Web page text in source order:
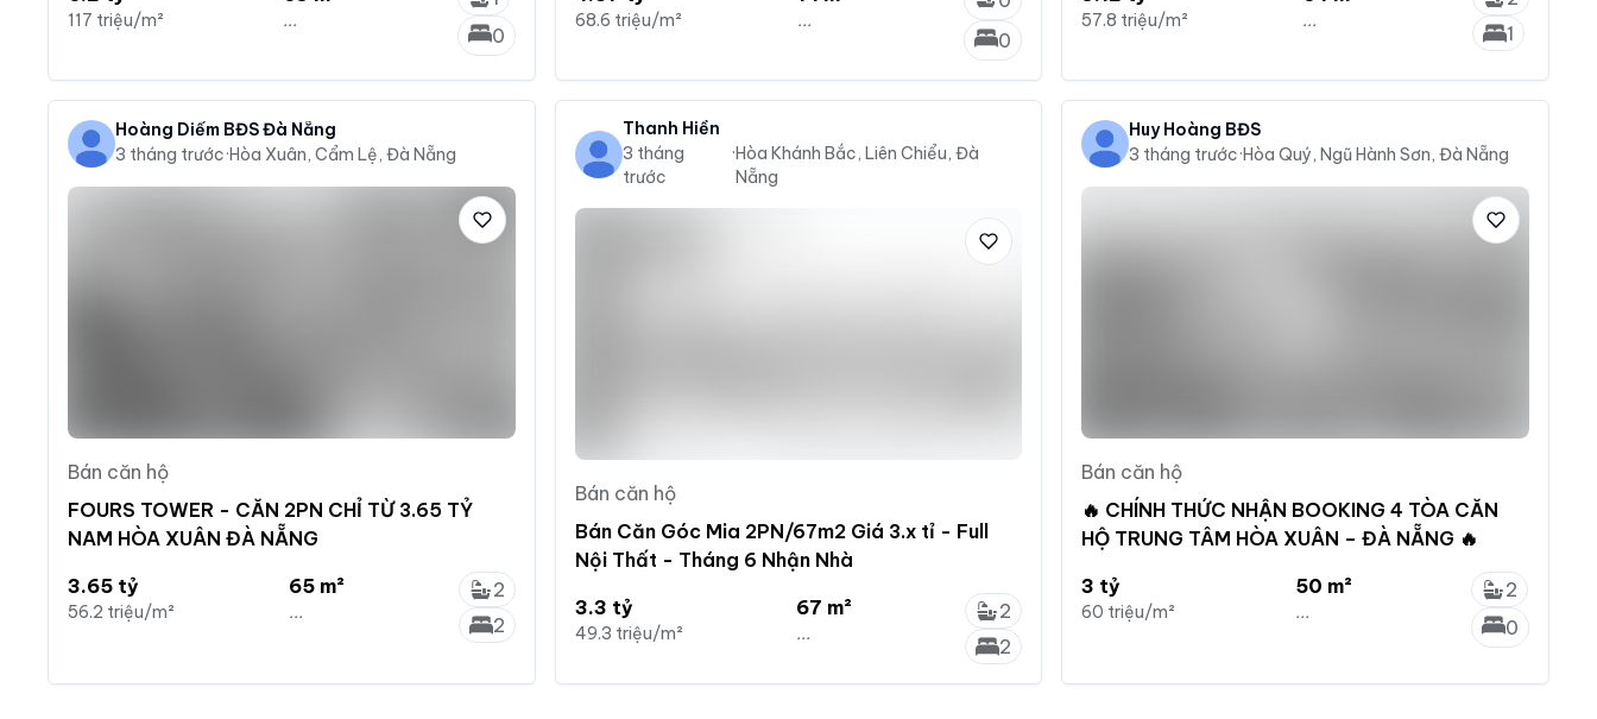
117 triệu/m² ...
0
68.6 triệu/m² ...
0
57.8 triệu/m² ...
1
Hoàng Diểm BĐS Đà Nẵng
3 tháng trước·Hòa Xuân, Cẩm Lệ, Đà Nẵng
Bán căn hộ
FOURS TOWER - CĂN 2PN CHỈ TỪ 3.65 TỶ
NAM HÒA XUÂN ĐÀ NẴNG
3.65 tỷ
56.2 triệu/m²
65 m²
...
2
2
Thanh Hiền
3 tháng
trước
·Hòa Khánh Bắc, Liên Chiểu, Đà
Nẵng
Bán căn hộ
Bán Căn Góc Mia 2PN/67m2 Giá 3.x tỉ - Full
Nội Thất - Tháng 6 Nhận Nhà
3.3 tỷ
49.3 triệu/m²
67 m²
...
2
2
Huy Hoàng BĐS
3 tháng trước·Hòa Quý, Ngũ Hành Sơn, Đà Nẵng
Bán căn hộ
🔥 CHÍNH THỨC NHẬN BOOKING 4 TÒA CĂN
HỘ TRUNG TÂM HÒA XUÂN – ĐÀ NẴNG 🔥
3 tỷ
60 triệu/m²
50 m²
...
2
0